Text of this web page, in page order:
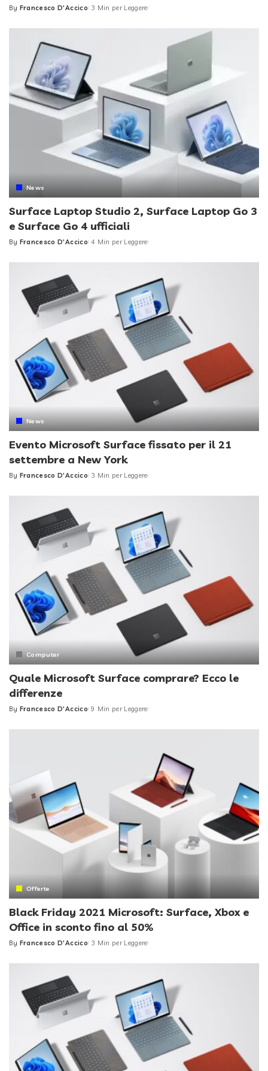
Posted
By Francesco D'Accico 3 Min per Leggere
News
Surface Laptop Studio 2, Surface Laptop Go 3
e Surface Go 4 ufficiali
Posted
By Francesco D'Accico 4 Min per Leggere
News
Evento Microsoft Surface fissato per il 21
settembre a New York
Posted
By Francesco D'Accico 3 Min per Leggere
Computer
Quale Microsoft Surface comprare? Ecco le
differenze
Posted
By Francesco D'Accico 9 Min per Leggere
Offerte
Black Friday 2021 Microsoft: Surface, Xbox e
Office in sconto fino al 50%
Posted
By Francesco D'Accico 3 Min per Leggere